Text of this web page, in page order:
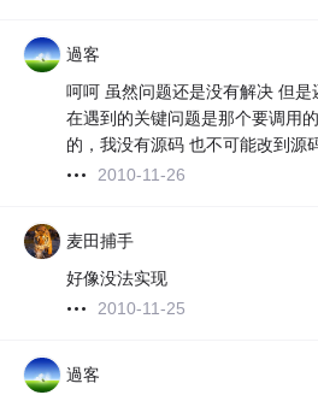
過客
呵呵 虽然问题还是没有解决 但
在遇到的关键问题是那个要调用
的，我没有源码 也不可能改到源
2010-11-26
麦田捕手
好像没法实现
2010-11-25
過客